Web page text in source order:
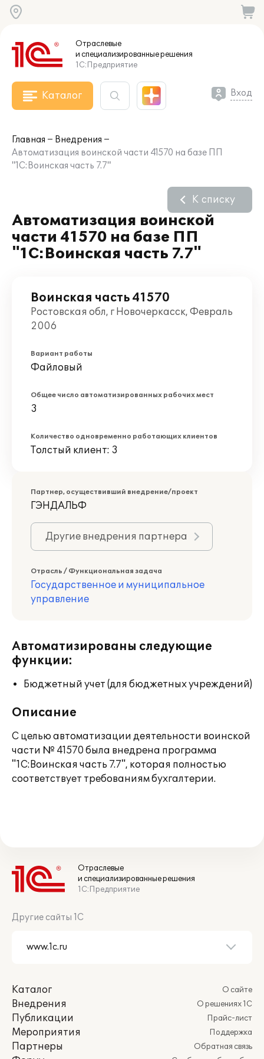
Отраслевые
и специализированныерешения
1С:Предприятие
Каталог Вход
Главная
Внедрения
Автоматизация воинской части 41570 на базе ПП
"1С:Воинская часть 7.7"
Автоматизация воинской
части 41570 на базе ПП
"1С:Воинская часть 7.7"
К списку
Воинская часть 41570
Ростовская обл, г Новочеркасск, Февраль
2006
Вариант работы
Файловый
Общее число автоматизированных рабочих мест
3
Количество одновременно работающих клиентов
Толстый клиент: 3
Партнер, осуществивший внедрение/проект
ГЭНДАЛЬФ
Другие внедрения партнера
Отрасль / Функциональная задача
Государственное и муниципальное
управление
Автоматизированы следующие
функции:
Бюджетный учет (для бюджетных учреждений)
Описание
С целью автоматизации деятельности воинской
части № 41570 была внедрена программа
"1С:Воинская часть 7.7", которая полностью
соответствует требованиям бухгалтерии.
Отраслевые
и специализированные решения
1С:Предприятие
Другие сайты 1С
Каталог
Внедрения
Публикации
Мероприятия
Партнеры
О сайте
О решениях 1С
Прайс-лист
Поддержка
Обратная связь